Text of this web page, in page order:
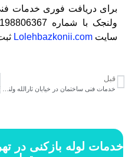
برای دریافت فوری خدمات
سایت Lolehbazkonii.com
قبل
خدمات لوله بازکنی در